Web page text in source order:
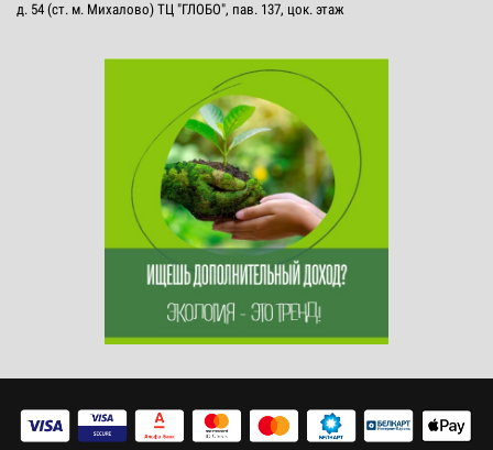
д. 54 (ст. м. Михалово) ТЦ "ГЛОБО", пав. 137, цок. этаж